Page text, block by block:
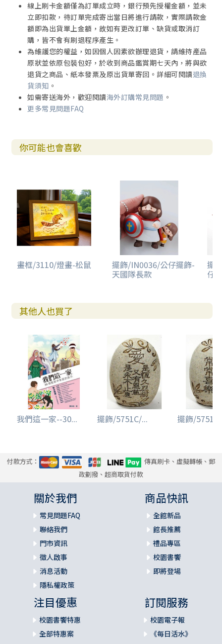
線上刷卡金額僅為訂單成立時，銀行預先授權金額，並未
立即扣款，待訂單完成寄出當日將進行請款，實際請款金
額即為出貨單上金額，故如有更改訂單、缺貨或取消訂
購，皆不會有刷退程序產生。
為維護您的權益，如因個人因素欲辦理退貨，請維持產品
原狀並依原包裝包好，於收到商品鑑賞期七天內，將與欲
退貨之商品、紙本發票及原出貨單寄回。詳細可閱讀退換
貨須知 。
如需寄送海外，歡迎閱讀海外訂購常見問題 。
更多常見問題FAQ
你可能也會喜歡
畫框/3110/燈畫-松鼠 擺飾/IN0036/公仔擺飾-
天國隊長款
擺
仔
其他人也買了
我們這一家--30... 擺飾/5751C/... 擺飾/
付款方式：
傳真刷卡、虛擬轉帳、郵
政劃撥、超商取貨付款
關於我們
常見問題FAQ
聯絡我們
門市資訊
徵人啟事
消息活動
隱私權政策
商品快訊
全館新品
館長推薦
禮品專區
校園書饗
即將登場
注目優惠
校園書饗特惠
全部特惠案
訂閱服務
校園電子報
《每日活水》